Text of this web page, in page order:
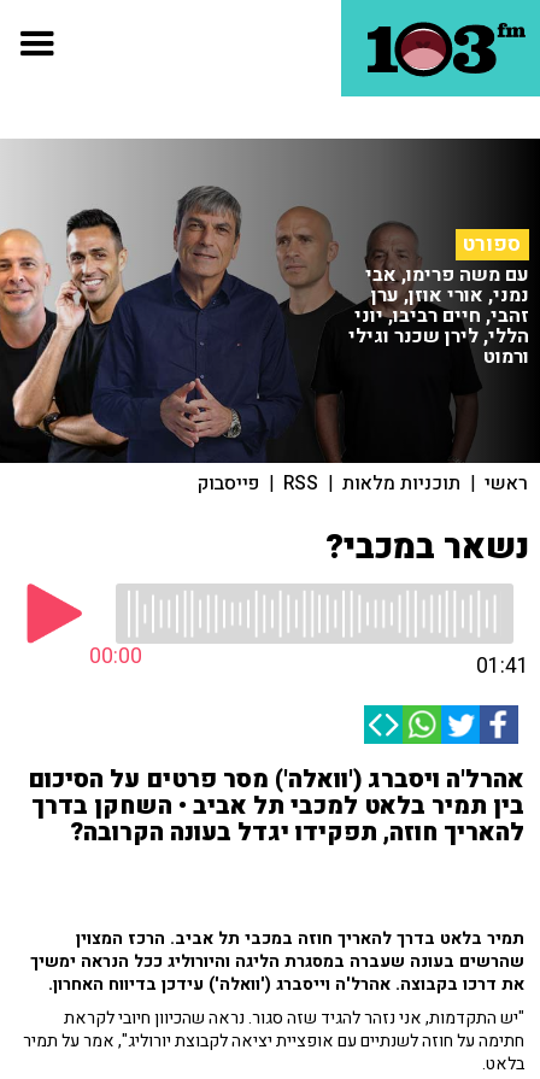
ספורט
עם משה פרימו, אבי
נמני, אורי אוזן, ערן
זהבי, חיים רביבו, יוני
הללי, לירן שכנר וגילי
ורמוט
ראשי | תוכניות מלאות |
RSS
| פייסבוק
נשאר במכבי?
00:00 01:41
אהרל'ה ויסברג ('וואלה') מסר פרטים על הסיכום
בין תמיר בלאט למכבי תל אביב • השחקן בדרך
להאריך חוזה, תפקידו יגדל בעונה הקרובה?
תמיר בלאט בדרך להאריך חוזה במכבי תל אביב. הרכז המצוין
שהרשים בעונה שעברה במסגרת הליגה והיורוליג ככל הנראה ימשיך
את דרכו בקבוצה. אהרל'ה וייסברג ('וואלה') עידכן בדיווח האחרון.
"יש התקדמות, אני נזהר להגיד שזה סגור. נראה שהכיוון חיובי לקראת
חתימה על חוזה לשנתיים עם אופציית יציאה לקבוצת יורוליג", אמר על תמיר
בלאט.